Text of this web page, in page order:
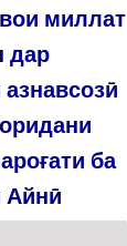
миллат
дар
ба
Айнӣ